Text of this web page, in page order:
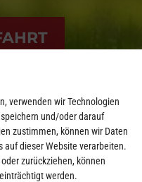
verwenden wir Technologien
und/oder darauf
zustimmen, können wir Daten
auf dieser Website verarbeiten.
zurückziehen, können
werden.